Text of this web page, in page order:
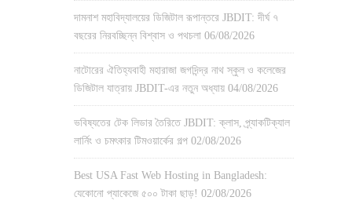
দামনাশ মহাবিদ্যালয়ের ডিজিটাল রূপান্তরে JBDIT: দীর্ঘ ৭
বছরের নিরবচ্ছিন্ন বিশ্বাস ও পথচলা 06/08/2026
নাটোরের ঐতিহ্যবাহী মহারাজা জগদিন্দ্র নাথ স্কুল ও কলেজের
ডিজিটাল যাত্রায় JBDIT-এর নতুন অধ্যায় 04/08/2026
ভবিষ্যতের টেক লিডার তৈরিতে JBDIT: ক্লাস, প্র্যাকটিক্যাল
লার্নিং ও চমৎকার টিমওয়ার্কের গল্প 02/08/2026
Best USA Fast Web Hosting in Bangladesh:
যেকোনো প্যাকেজে ৫০০ টাকা ছাড়! 02/08/2026